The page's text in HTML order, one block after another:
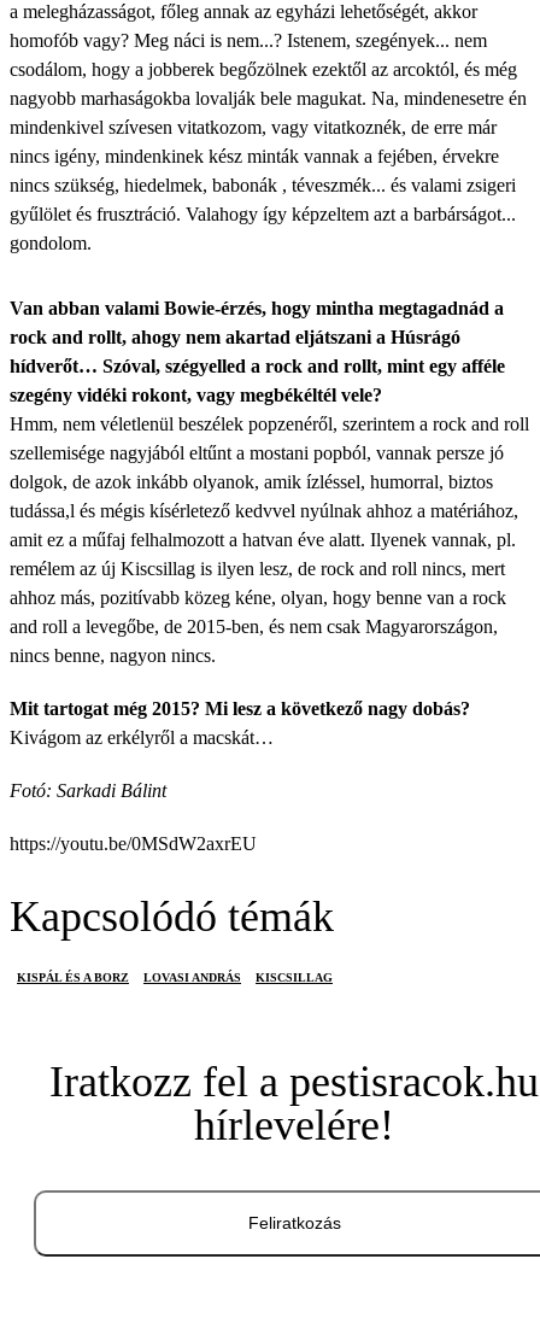
a melegházasságot, főleg annak az egyházi lehetőségét, akkor
homofób vagy? Meg náci is nem...? Istenem, szegények... nem
csodálom, hogy a jobberek begőzölnek ezektől az arcoktól, és még
nagyobb marhaságokba lovalják bele magukat. Na, mindenesetre én
mindenkivel szívesen vitatkozom, vagy vitatkoznék, de erre már
nincs igény, mindenkinek kész minták vannak a fejében, érvekre
nincs szükség, hiedelmek, babonák , téveszmék... és valami zsigeri
gyűlölet és frusztráció. Valahogy így képzeltem azt a barbárságot...
gondolom.
Van abban valami Bowie-érzés, hogy mintha megtagadnád a
rock and rollt, ahogy nem akartad eljátszani a Húsrágó
hídverőt… Szóval, szégyelled a rock and rollt, mint egy afféle
szegény vidéki rokont, vagy megbékéltél vele?
Hmm, nem véletlenül beszélek popzenéről, szerintem a rock and roll
szellemisége nagyjából eltűnt a mostani popból, vannak persze jó
dolgok, de azok inkább olyanok, amik ízléssel, humorral, biztos
tudássa,l és mégis kísérletező kedvvel nyúlnak ahhoz a matériához,
amit ez a műfaj felhalmozott a hatvan éve alatt. Ilyenek vannak, pl.
remélem az új Kiscsillag is ilyen lesz, de rock and roll nincs, mert
ahhoz más, pozitívabb közeg kéne, olyan, hogy benne van a rock
and roll a levegőbe, de 2015-ben, és nem csak Magyarországon,
nincs benne, nagyon nincs.
Mit tartogat még 2015? Mi lesz a következő nagy dobás?
Kivágom az erkélyről a macskát…
Fotó: Sarkadi Bálint
https://youtu.be/0MSdW2axrEU
Kapcsolódó témák
KISPÁL ÉS A BORZ LOVASI ANDRÁS KISCSILLAG
Iratkozz fel a pestisracok.hu
hírlevelére!
Feliratkozás